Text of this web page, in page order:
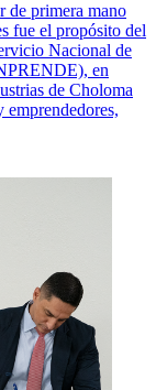
de primera mano
fue el propósito del
Nacional de
en
de Choloma